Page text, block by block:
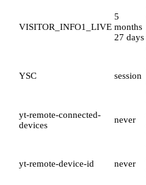
VISITOR_INFO1_LIVE
5
months
27 days
YSC session
yt-remote-connected-
devices
never
yt-remote-device-id never